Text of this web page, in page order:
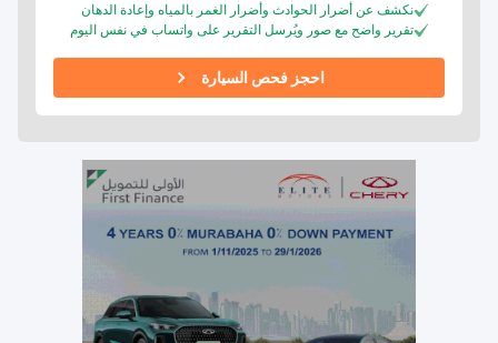
نكشف عن أضرار الحوادث وأضرار الغمر بالمياه وإعادة الدهان
تقرير واضح مع صور ويُرسل التقرير على واتساب في نفس اليوم
احجز فحص السيارة